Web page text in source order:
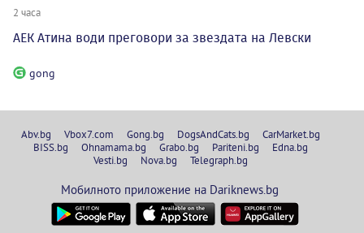
2 часа
АЕК Атина води преговори за звездата на Левски
gong
Abv.bg Vbox7.com Gong.bg DogsAndCats.bg
CarMarket.bg
BISS.bg
Ohnamama.bg Grabo.bg Pariteni.bg
Edna.bg
Vesti.bg
Nova.bg Telegraph.bg
Мобилното приложение на Dariknews.bg